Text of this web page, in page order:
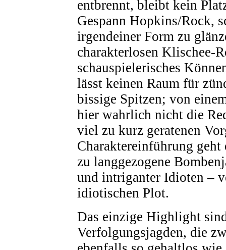
entbrennt, bleibt kein
Gespann Hopkins/Rock,
irgendeiner Form zu
charakterlosen Klischee-
schauspielerisches
lässt keinen Raum für
bissige Spitzen; von
hier wahrlich nicht die
viel zu kurz geratenen
Charaktereinführung
zu langgezogene
und intriganter Idioten –
idiotischen Plot.
Das einzige Highlight
Verfolgungsjagden, die